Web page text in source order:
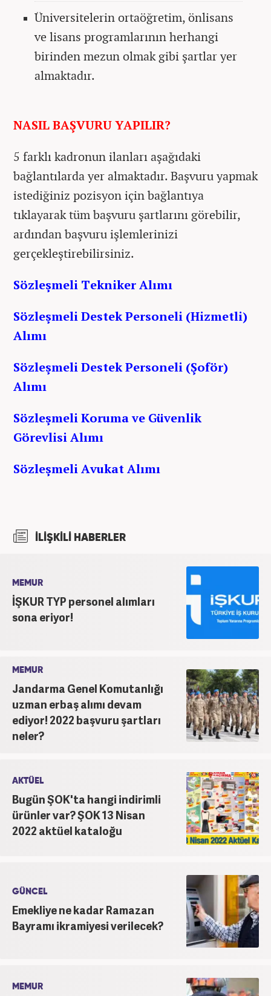
Üniversitelerin ortaöğretim, önlisans
ve lisans programlarının herhangi
birinden mezun olmak gibi şartlar yer
almaktadır.
NASIL BAŞVURU YAPILIR?
5 farklı kadronun ilanları aşağıdaki
bağlantılarda yer almaktadır. Başvuru yapmak
istediğiniz pozisyon için bağlantıya
tıklayarak tüm başvuru şartlarını görebilir,
ardından başvuru işlemlerinizi
gerçekleştirebilirsiniz.
Sözleşmeli Tekniker Alımı
Sözleşmeli Destek Personeli (Hizmetli)
Alımı
Sözleşmeli Destek Personeli (Şoför)
Alımı
Sözleşmeli Koruma ve Güvenlik
Görevlisi Alımı
Sözleşmeli Avukat Alımı
İLİŞKİLİ HABERLER
MEMUR
İŞKUR TYP personel alımları
sona eriyor!
MEMUR
Jandarma Genel Komutanlığı
uzman erbaş alımı devam
ediyor! 2022 başvuru şartları
neler?
AKTÜEL
Bugün ŞOK'ta hangi indirimli
ürünler var? ŞOK 13 Nisan
2022 aktüel kataloğu
GÜNCEL
Emekliye ne kadar Ramazan
Bayramı ikramiyesi verilecek?
MEMUR